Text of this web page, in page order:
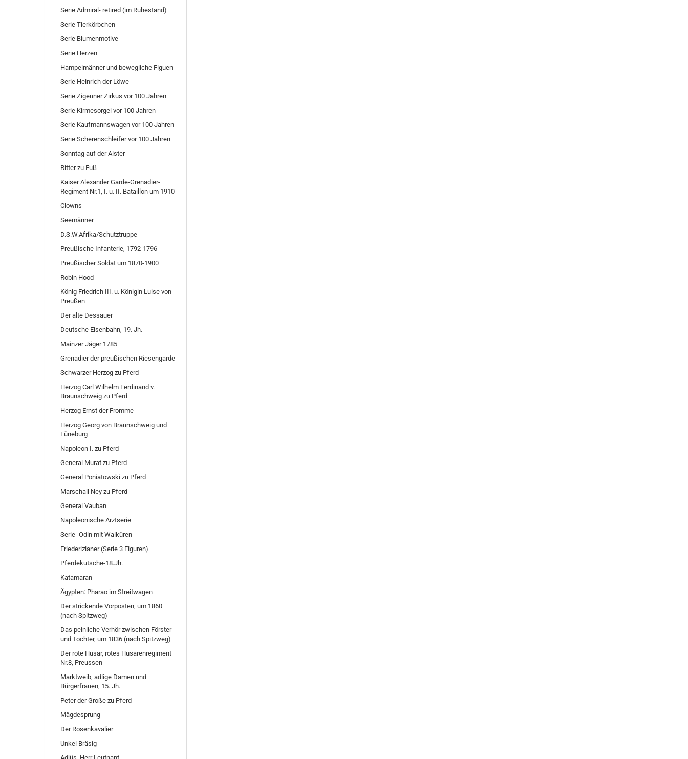
Serie Admiral- retired (im Ruhestand)
Serie Tierkörbchen
Serie Blumenmotive
Serie Herzen
Hampelmänner und bewegliche Figuen
Serie Heinrich der Löwe
Serie Zigeuner Zirkus vor 100 Jahren
Serie Kirmesorgel vor 100 Jahren
Serie Kaufmannswagen vor 100 Jahren
Serie Scherenschleifer vor 100 Jahren
Sonntag auf der Alster
Ritter zu Fuß
Kaiser Alexander Garde-Grenadier-
Regiment Nr.1, I. u. II. Bataillon um 1910
Clowns
Seemänner
D.S.W.Afrika/Schutztruppe
Preußische Infanterie, 1792-1796
Preußischer Soldat um 1870-1900
Robin Hood
König Friedrich III. u. Königin Luise von
Preußen
Der alte Dessauer
Deutsche Eisenbahn, 19. Jh.
Mainzer Jäger 1785
Grenadier der preußischen Riesengarde
Schwarzer Herzog zu Pferd
Herzog Carl Wilhelm Ferdinand v.
Braunschweig zu Pferd
Herzog Ernst der Fromme
Herzog Georg von Braunschweig und
Lüneburg
Napoleon I. zu Pferd
General Murat zu Pferd
General Poniatowski zu Pferd
Marschall Ney zu Pferd
General Vauban
Napoleonische Arztserie
Serie- Odin mit Walküren
Friederizianer (Serie 3 Figuren)
Pferdekutsche-18.Jh.
Katamaran
Ägypten: Pharao im Streitwagen
Der strickende Vorposten, um 1860
(nach Spitzweg)
Das peinliche Verhör zwischen Förster
und Tochter, um 1836 (nach Spitzweg)
Der rote Husar, rotes Husarenregiment
Nr.8, Preussen
Marktweib, adlige Damen und
Bürgerfrauen, 15. Jh.
Peter der Große zu Pferd
Mägdesprung
Der Rosenkavalier
Unkel Bräsig